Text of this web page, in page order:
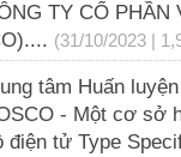
TY CỔ PHẦN
(31/10/2023 |
tâm Huấn
- Một cơ sở
điện tử Type